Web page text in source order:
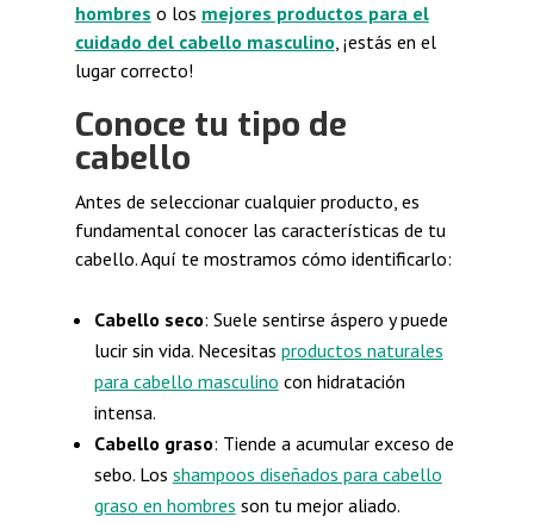
hombres o los mejores productos para el
cuidado del cabello masculino, ¡estás en el
lugar correcto!
Conoce tu tipo de
cabello
Antes de seleccionar cualquier producto, es
fundamental conocer las características de tu
cabello. Aquí te mostramos cómo identificarlo:
Cabello seco: Suele sentirse áspero y puede
lucir sin vida. Necesitas productos naturales
para cabello masculino con hidratación
intensa.
Cabello graso: Tiende a acumular exceso de
sebo. Los shampoos diseñados para cabello
graso en hombres son tu mejor aliado.